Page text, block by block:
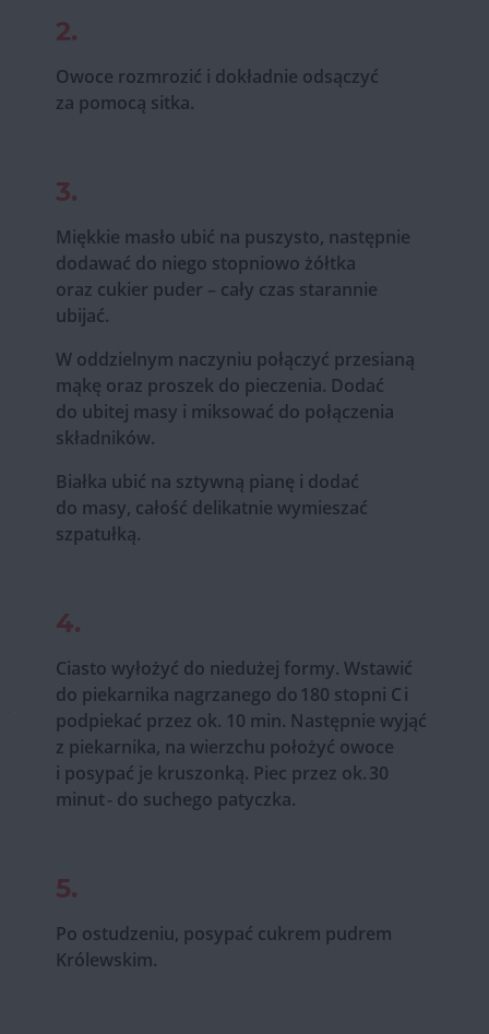
2.
Owoce rozmrozić i dokładnie odsączyć
za pomocą sitka.
3.
Miękkie masło ubić na puszysto, następnie
dodawać do niego stopniowo żółtka
oraz cukier puder – cały czas starannie
ubijać.
W oddzielnym naczyniu połączyć przesianą
mąkę oraz proszek do pieczenia. Dodać
do ubitej masy i miksować do połączenia
składników.
Białka ubić na sztywną pianę i dodać
do masy, całość delikatnie wymieszać
szpatułką.
4.
Ciasto wyłożyć do niedużej formy. Wstawić
do piekarnika nagrzanego do 180 stopni C i
podpiekać przez ok. 10 min. Następnie wyjąć
z piekarnika, na wierzchu położyć owoce
i posypać je kruszonką. Piec przez ok. 30
minut - do suchego patyczka.
5.
Po ostudzeniu, posypać cukrem pudrem
Królewskim.